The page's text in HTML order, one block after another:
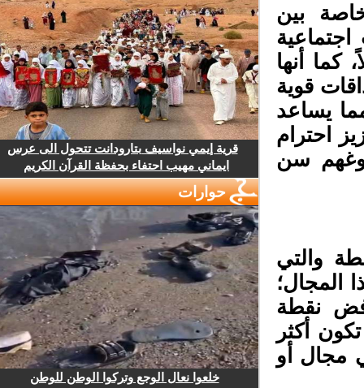
بين
أنها
قوية
يساعد
احترام
سن
والتي
نقطة
أكثر
أو
قرية إيمي نواسيف بتارودانت تتحول الى عرس
ايماني مهيب احتفاء بحفظة القرآن الكريم
حوارات
خلعوا نعال الوجع وتركوا الوطن للوطن